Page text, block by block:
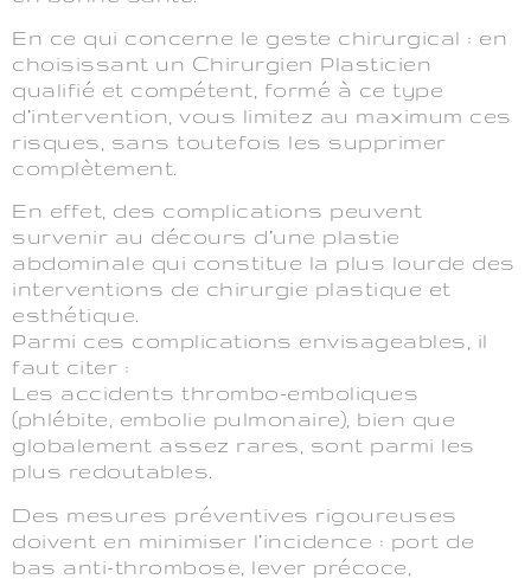
En ce qui concerne le geste chirurgical : en
choisissant un Chirurgien Plasticien
qualifié et compétent, formé à ce type
d’intervention, vous limitez au maximum ces
risques, sans toutefois les supprimer
complètement.
En effet, des complications peuvent
survenir au décours d’une plastie
abdominale qui constitue la plus lourde des
interventions de chirurgie plastique et
esthétique.
Parmi ces complications envisageables, il
faut citer :
Les accidents thrombo-emboliques
(phlébite, embolie pulmonaire), bien que
globalement assez rares, sont parmi les
plus redoutables.
Des mesures préventives rigoureuses
doivent en minimiser l’incidence : port de
bas anti-thrombose, lever précoce,